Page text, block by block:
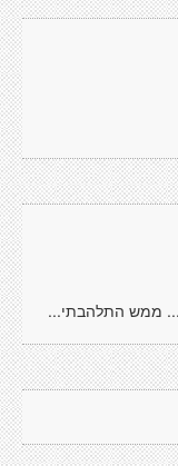
ממש התלהבתי...